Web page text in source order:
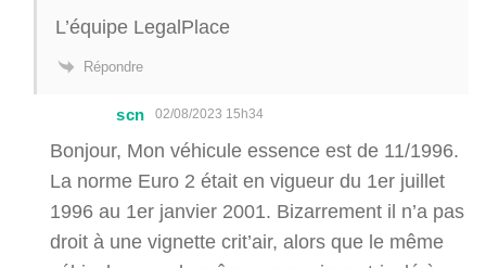
L’équipe LegalPlace
Répondre
scn 02/08/2023 15h34
Bonjour, Mon véhicule essence est de 11/1996.
La norme Euro 2 était en vigueur du 1er juillet
1996 au 1er janvier 2001. Bizarrement il n’a pas
droit à une vignette crit’air, alors que le même